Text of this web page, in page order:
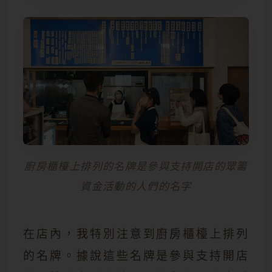
廚房櫃檯上排列的名牌是參與支持開店的眾籌
資金活動的人們的名字
在店內，我特別注意到廚房櫃檯上排列
的名牌。據說這些名牌是參與支持開店